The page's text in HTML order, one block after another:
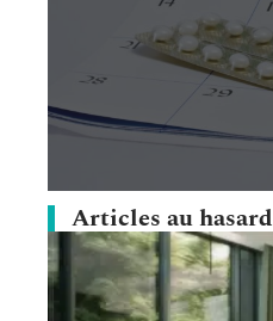
Articles au hasard